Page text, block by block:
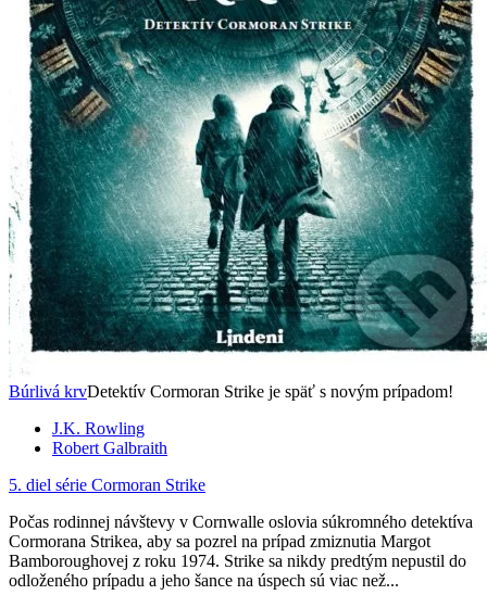
Búrlivá krvDetektív Cormoran Strike je späť s novým prípadom!
J.K. Rowling
Robert Galbraith
5. diel série Cormoran Strike
Počas rodinnej návštevy v Cornwalle oslovia súkromného detektíva
Cormorana Strikea, aby sa pozrel na prípad zmiznutia Margot
Bamboroughovej z roku 1974. Strike sa nikdy predtým nepustil do
odloženého prípadu a jeho šance na úspech sú viac než...